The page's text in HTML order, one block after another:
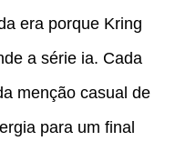
era porque Kring
a série ia. Cada
menção casual de
para um final